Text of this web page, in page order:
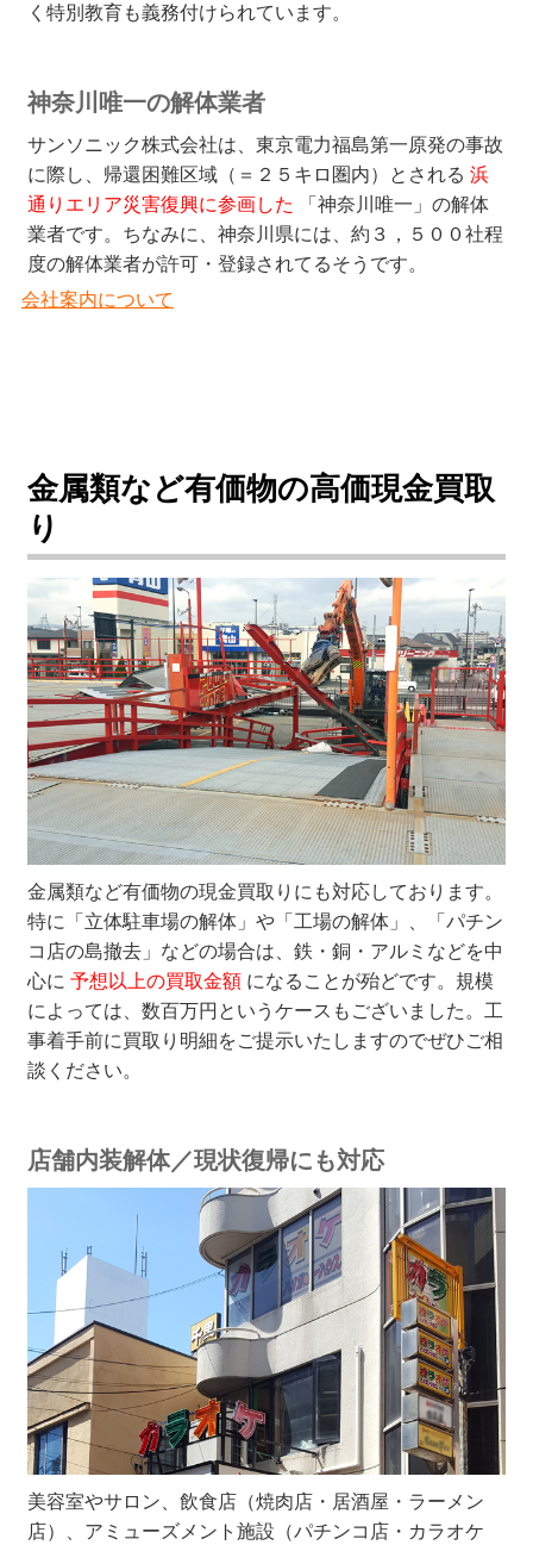
く特別教育も義務付けられています。
神奈川唯一の解体業者
サンソニック株式会社は、東京電力福島第一原発の事故
に際し、帰還困難区域（＝２５キロ圏内）とされる 浜
通りエリア災害復興に参画した
「神奈川唯一」の解体
業者です。ちなみに、神奈川県には、約３，５００社程
度の解体業者が許可・登録されてるそうです。
会社案内について
金属類など有価物の高価現金買取
り
金属類など有価物の現金買取りにも対応しております。
特に「立体駐車場の解体」や「工場の解体」、「パチン
コ店の島撤去」などの場合は、鉄・銅・アルミなどを中
心に 予想以上の買取金額になることが殆どです。規模
によっては、数百万円というケースもございました。工
事着手前に買取り明細をご提示いたしますのでぜひご相
談ください。
店舗内装解体／現状復帰にも対応
美容室やサロン、飲食店（焼肉店・居酒屋・ラーメン
店）、アミューズメント施設（パチンコ店・カラオケ